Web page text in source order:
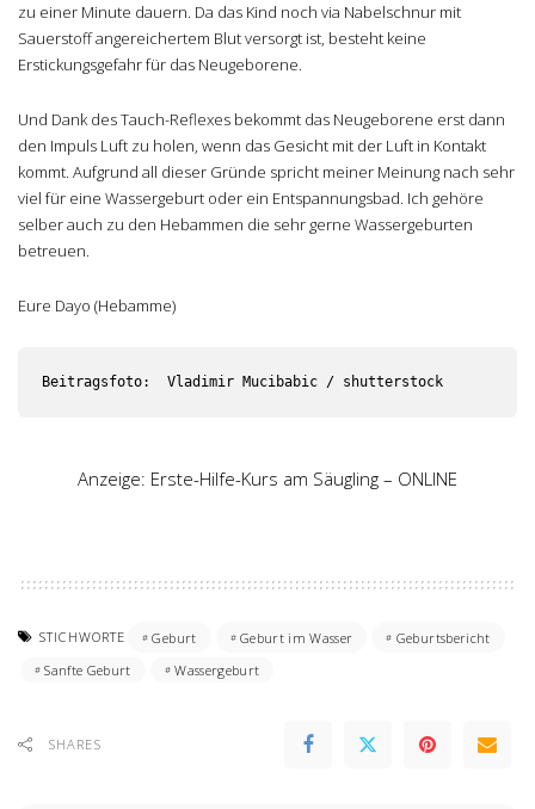
zu einer Minute dauern. Da das Kind noch via Nabelschnur mit
Sauerstoff angereichertem Blut versorgt ist, besteht keine
Erstickungsgefahr für das Neugeborene.
Und Dank des Tauch-Reflexes bekommt das Neugeborene erst dann
den Impuls Luft zu holen, wenn das Gesicht mit der Luft in Kontakt
kommt. Aufgrund all dieser Gründe spricht meiner Meinung nach sehr
viel für eine Wassergeburt oder ein Entspannungsbad. Ich gehöre
selber auch zu den Hebammen die sehr gerne Wassergeburten
betreuen.
Eure Dayo (Hebamme)
Beitragsfoto:  Vladimir Mucibabic / shutterstock
Anzeige: Erste-Hilfe-Kurs am Säugling – ONLINE
STICHWORTE Geburt Geburt im Wasser
Geburtsbericht
Sanfte Geburt
Wassergeburt
SHARES